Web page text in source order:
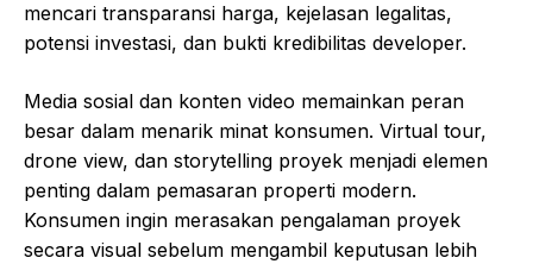
mencari transparansi harga, kejelasan legalitas,
potensi investasi, dan bukti kredibilitas developer.
Media sosial dan konten video memainkan peran
besar dalam menarik minat konsumen. Virtual tour,
drone view, dan storytelling proyek menjadi elemen
penting dalam pemasaran properti modern.
Konsumen ingin merasakan pengalaman proyek
secara visual sebelum mengambil keputusan lebih